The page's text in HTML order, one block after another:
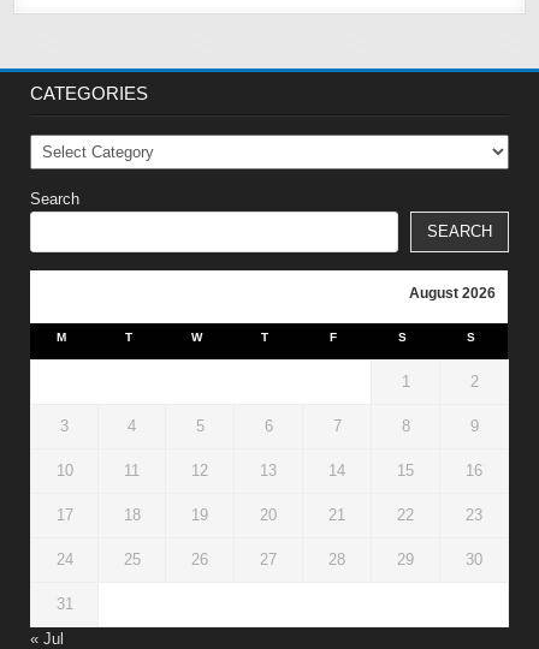
CATEGORIES
Categories
Search
SEARCH
August 2026
M T W T F S S
1 2
3 4 5 6 7 8 9
10 11 12 13 14 15 16
17 18 19 20 21 22 23
24 25 26 27 28 29 30
31
« Jul